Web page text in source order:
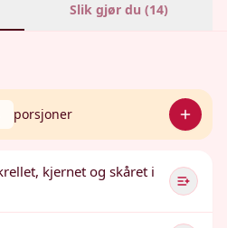
Slik gjør du (14)
porsjoner
kjernet og skåret i